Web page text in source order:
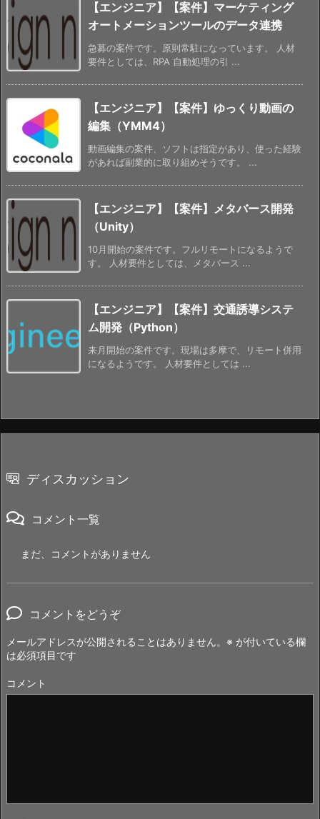
【エンジニア】【案件】マーケティング
オートメーションツールのデータ連携
急募の案件です。原則常駐になっています。 人材
要件としては、RPA 自動処理の引 ...
【エンジニア】【案件】ゆっくり動画の
編集（YMM4）
動画編集の案件、ソフトは指定があり、使った経験
があれば副業的に取り組めそうです。 ...
【エンジニア】【案件】メタバース開発
（Unity）
10月開始の案件です。フルリモートになるようで
す。 人材要件としては、メタバース ...
【エンジニア】【案件】交通誘導システ
ム開発（Python）
来月開始の案件です。現場は多摩で、リモート併用
になるようです。 人材要件としては ...
ディスカッション
コメント一覧
まだ、コメントがありません
コメントをどうぞ
メールアドレスが公開されることはありません。 ※ が付いている欄
は必須項目です
コメント